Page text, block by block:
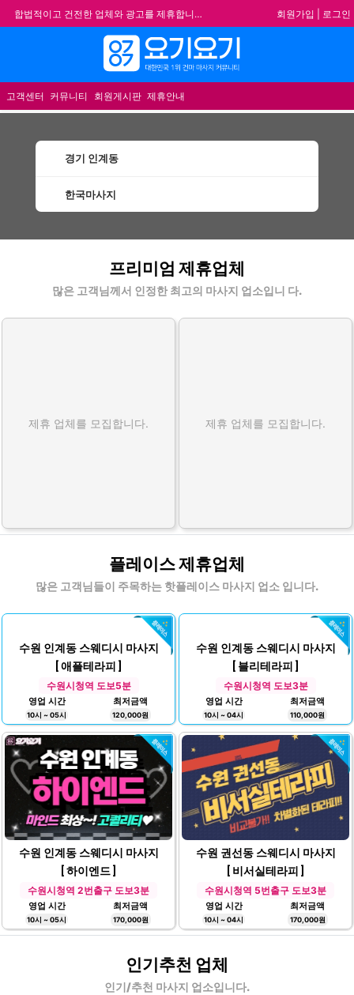
합법적이고 건전한 업체와 광고를 제휴합니다.
★요기요기 설 연휴 휴무 안내★
★ 요기요기 업체회원 안내사항 ★
불건전한 게시글은 삭제 및 회원탈퇴 됩니다.
회원가입 로그인
고객센터 커뮤니티 회원게시판 제휴안내
경기 인계동
한국마사지
프리미엄 제휴업체
많은 고객님께서 인정한 최고의 마사지 업소입니 다.
제휴 업체를 모집합니다. 제휴 업체를 모집합니다.
플레이스 제휴업체
많은 고객님들이 주목하는 핫플레이스 마사지 업소 입니다.
수원 인계동 스웨디시 마사지
[ 애플테라피 ]
수원시청역 도보5분
영업 시간
10시 ~ 05시
최저금액
120,000원
수원 인계동 스웨디시 마사지
[ 블리테라피 ]
수원시청역 도보3분
영업 시간
10시 ~ 04시
최저금액
110,000원
수원 인계동 스웨디시 마사지
[ 하이엔드 ]
수원시청역 2번출구 도보3분
영업 시간
10시 ~ 05시
최저금액
170,000원
수원 권선동 스웨디시 마사지
[ 비서실테라피 ]
수원시청역 5번출구 도보3분
영업 시간
10시 ~ 04시
최저금액
170,000원
인기추천 업체
인기/추천 마사지 업소입니다.